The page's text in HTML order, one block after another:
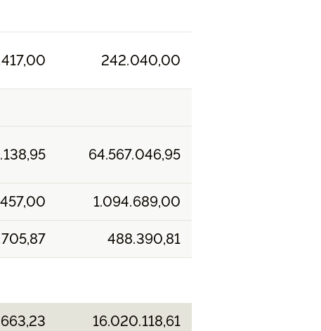
242.040,00
64.567.046,95
1.094.689,00
488.390,81
16.020.118,61